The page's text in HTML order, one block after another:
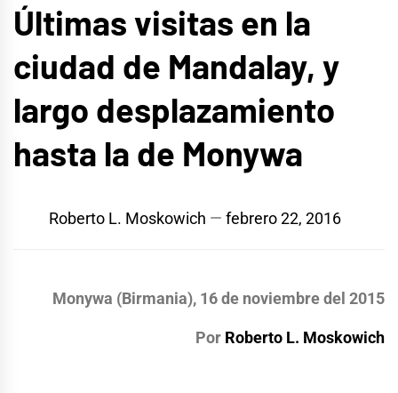
Últimas visitas en la
ciudad de Mandalay, y
largo desplazamiento
hasta la de Monywa
Roberto L. Moskowich febrero 22, 2016
Monywa (Birmania), 16 de noviembre del 2015
Por Roberto L. Moskowich